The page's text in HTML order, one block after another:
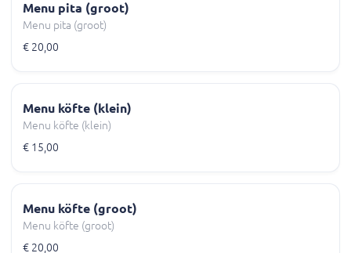
Menu pita (groot)
Menu pita (groot)
€ 20,00
Menu köfte (klein)
Menu köfte (klein)
€ 15,00
Menu köfte (groot)
Menu köfte (groot)
€ 20,00